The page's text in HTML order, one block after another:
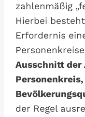
zahlenmäßig
Hierbei
Erfordernis
Ausschnitt der
der Regel